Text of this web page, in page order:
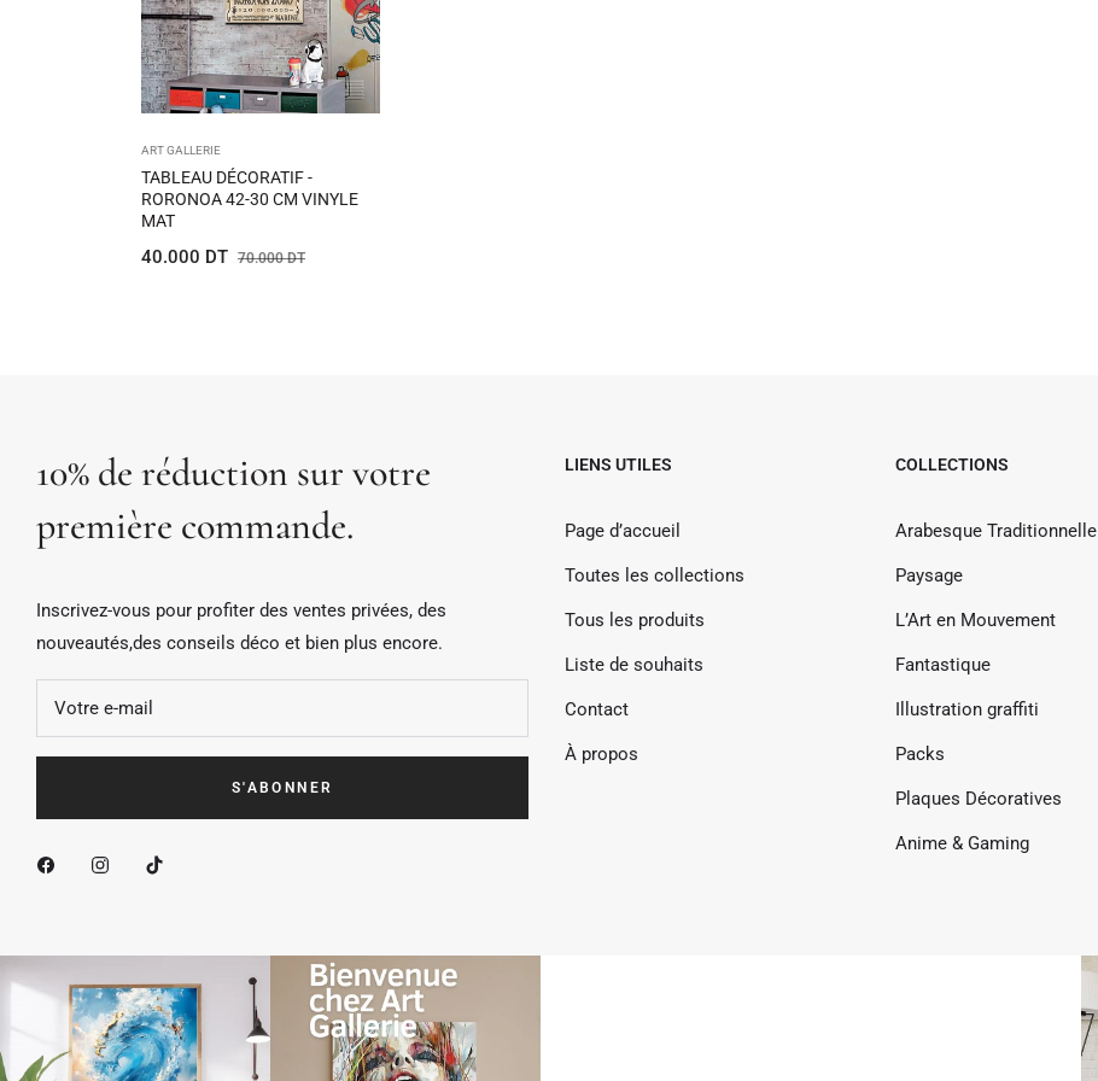
ART GALLERIE
TABLEAU DÉCORATIF -
RORONOA 42-30 CM VINYLE
MAT
Prix
40.000 DT 70.000 DTPrix
10% de réduction sur votre
première commande.
Inscrivez-vous pour profiter des ventes privées, des
nouveautés,des conseils déco et bien plus encore.
Votre e-mail
S'ABONNER
LIENS UTILES
Page d’accueil
Toutes les collections
Tous les produits
Liste de souhaits
Contact
À propos
COLLECTIONS
Arabesque Traditionnelle
Paysage
L’Art en Mouvement
Fantastique
Illustration graffiti
Packs
Plaques Décoratives
Anime & Gaming